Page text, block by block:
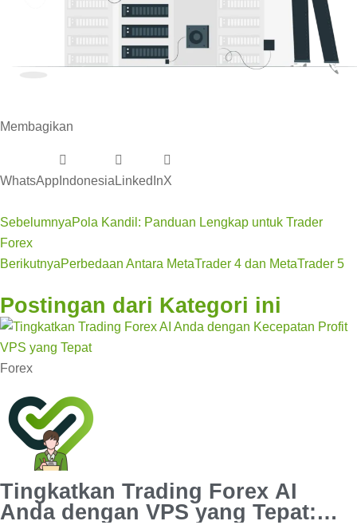
Membagikan
WhatsApp Indonesia LinkedInX
SebelumnyaPola Kandil: Panduan Lengkap untuk Trader
Forex
BerikutnyaPerbedaan Antara MetaTrader 4 dan MetaTrader 5
Postingan dari Kategori ini
Forex
Tingkatkan Trading Forex AI
Anda dengan VPS yang Tepat: